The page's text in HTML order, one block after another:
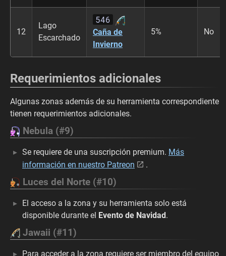
12
Lago
Escarchado
546
Caña de
Invierno
5% No
Requerimientos adicionales
Algunas zonas además de su herramienta correspondiente
tienen requerimientos adicionales.
Nebula (#9)
Se requiere de una suscripción premium. Más
información en nuestro Patreon
.
Luces del Norte (#10)
El acceso a la zona y su herramienta solo está
disponible durante el Evento de Navidad.
Jawaii (#11)
Para acceder a la zona requiere ser miembro del equipo